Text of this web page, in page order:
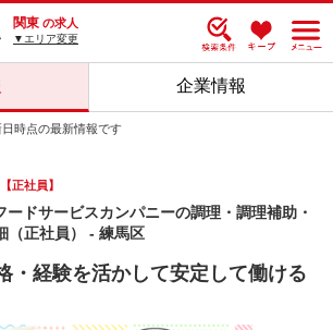
関東 の求人
▼エリア変更
企業情報
時点の最新情報です
正社員】
ドサービスカンパニーの調理・調理補助・
（正社員） - 練馬区
・経験を活かして安定して働ける